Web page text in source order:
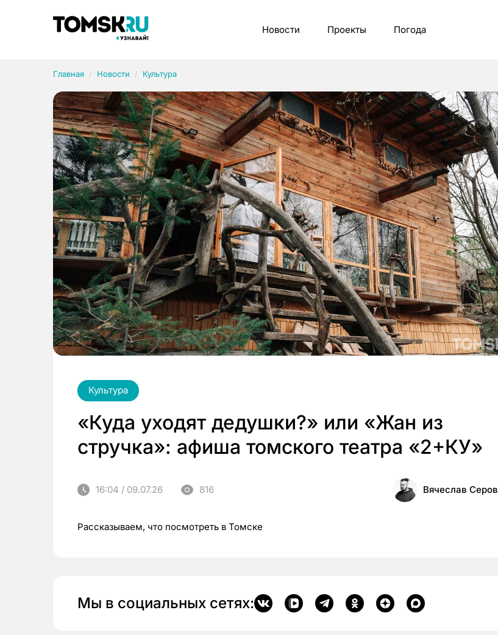
Новости Проекты Погода
Главная Новости Культура
Культура
«Куда уходят дедушки?» или «Жан из
стручка»: афиша томского театра «2+КУ»
16:04 / 09.07.26 816 Вячеслав Серов
Рассказываем, что посмотреть в Томске
Мы в социальных сетях:
Рубрики